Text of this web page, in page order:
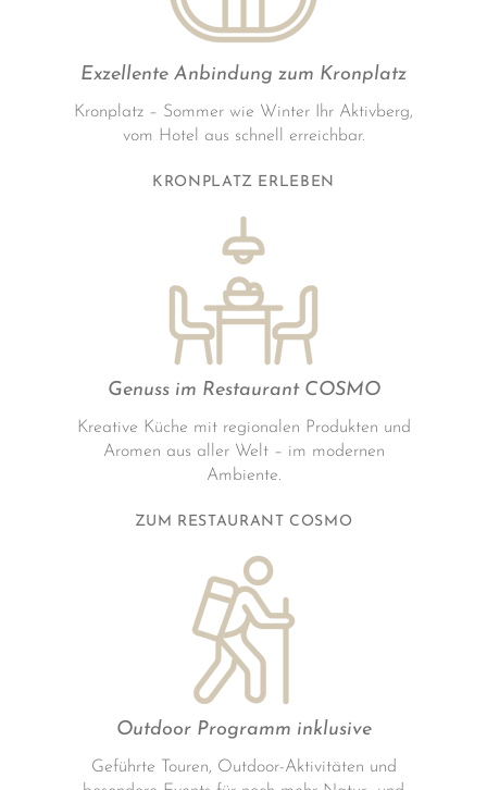
Exzellente Anbindung zum Kronplatz
Kronplatz – Sommer wie Winter Ihr Aktivberg,
vom Hotel aus schnell erreichbar.
KRONPLATZ ERLEBEN
Genuss im Restaurant COSMO
Kreative Küche mit regionalen Produkten und
Aromen aus aller Welt – im modernen
Ambiente.
ZUM RESTAURANT COSMO
Outdoor Programm inklusive
Geführte Touren, Outdoor-Aktivitäten und